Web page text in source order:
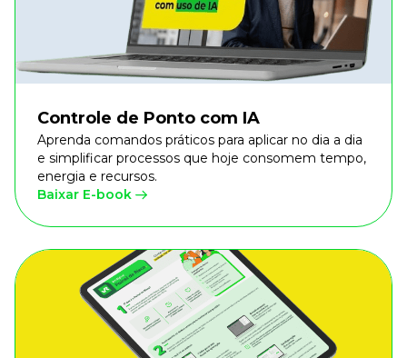
Controle de Ponto com IA
Aprenda comandos práticos para aplicar no dia a dia
e simplificar processos que hoje consomem tempo,
energia e recursos.
Baixar E-book